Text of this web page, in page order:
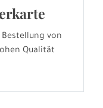
von
Qualität